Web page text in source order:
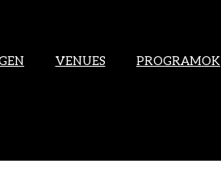
VENUES PROGRAMOK